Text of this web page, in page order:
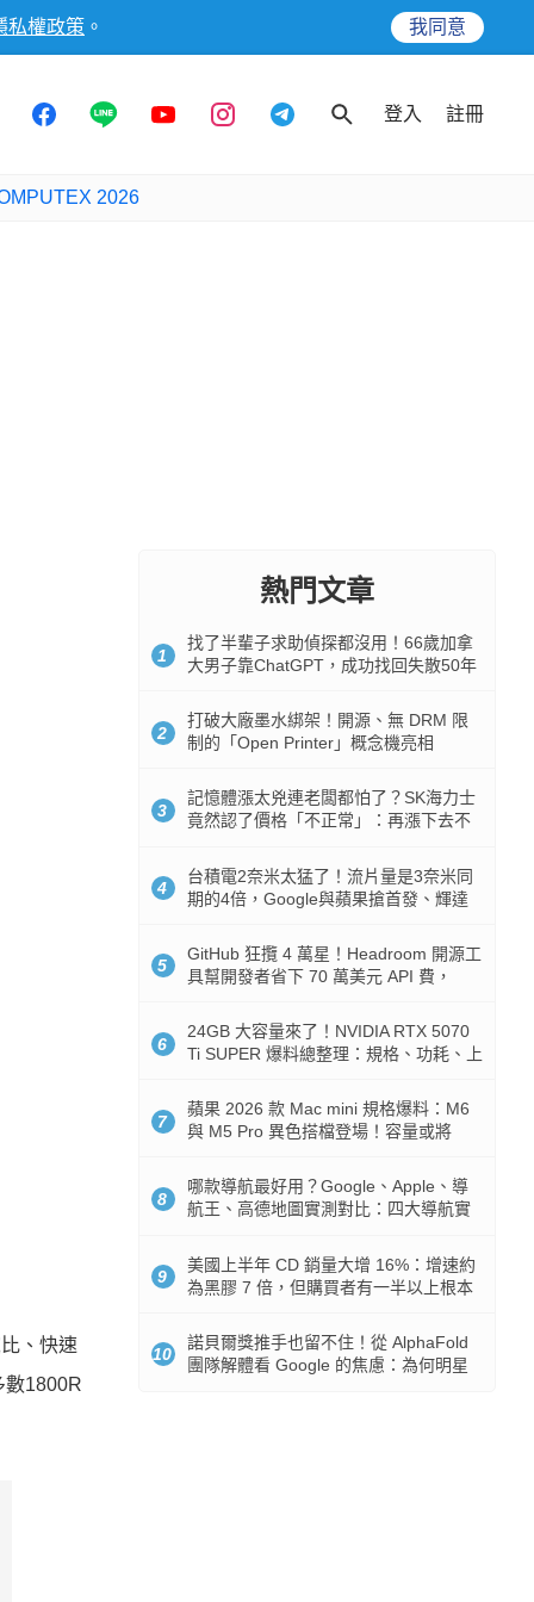
私權政策 。 我同意
登入 註冊
2026
、快速
數1800R
熱門文章
1
找了半輩子求助偵探都沒用！66歲加拿
大男子靠ChatGPT，成功找回失散50年
2
打破大廠墨水綁架！開源、無 DRM 限
制的「Open Printer」概念機亮相
3
記憶體漲太兇連老闆都怕了？SK海力士
竟然認了價格「不正常」：再漲下去不
4
台積電2奈米太猛了！流片量是3奈米同
期的4倍，Google與蘋果搶首發、輝達
5
GitHub 狂攬 4 萬星！Headroom 開源工
具幫開發者省下 70 萬美元 API 費，
6
24GB 大容量來了！NVIDIA RTX 5070
Ti SUPER 爆料總整理：規格、功耗、上
7
蘋果 2026 款 Mac mini 規格爆料：M6
與 M5 Pro 異色搭檔登場！容量或將
8
哪款導航最好用？Google、Apple、導
航王、高德地圖實測對比：四大導航實
9
美國上半年 CD 銷量大增 16%：增速約
為黑膠 7 倍，但購買者有一半以上根本
10
諾貝爾獎推手也留不住！從 AlphaFold
團隊解體看 Google 的焦慮：為何明星